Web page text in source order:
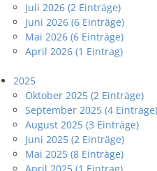
Juli 2026 (2 Einträge)
Juni 2026 (6 Einträge)
Mai 2026 (6 Einträge)
April 2026 (1 Eintrag)
2025
Oktober 2025 (2 Einträge)
September 2025 (4 Einträge)
August 2025 (3 Einträge)
Juni 2025 (2 Einträge)
Mai 2025 (8 Einträge)